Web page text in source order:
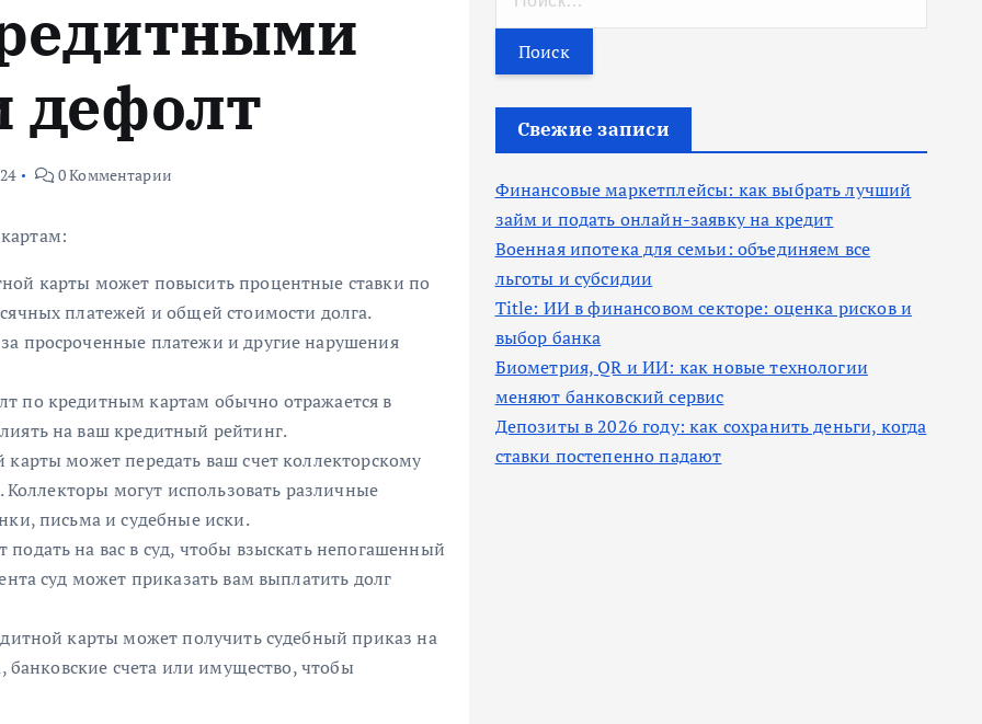
дефолт
0 Комментарии
карты может повысить процентные ставки по
платежей и общей стоимости долга.
просроченные платежи и другие нарушения
по кредитным картам обычно отражается в
на ваш кредитный рейтинг.
может передать ваш счет коллекторскому
Коллекторы могут использовать различные
письма и судебные иски.
на вас в суд, чтобы взыскать непогашенный
суд может приказать вам выплатить долг
карты может получить судебный приказ на
банковские счета или имущество, чтобы
т
и
Свежие записи
Финансовые маркетплейсы: как выбрать лучший
займ и подать онлайн-заявку на кредит
Военная ипотека для семьи: объединяем все
льготы и субсидии
Title: ИИ в финансовом секторе: оценка рисков и
выбор банка
Биометрия, QR и ИИ: как новые технологии
меняют банковский сервис
Депозиты в 2026 году: как сохранить деньги, когда
ставки постепенно падают